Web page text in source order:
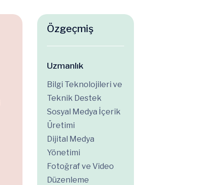
Özgeçmiş
Uzmanlık
Bilgi Teknolojileri ve
Teknik Destek
Sosyal Medya İçerik
Üretimi
Dijital Medya
Yönetimi
Fotoğraf ve Video
Düzenleme